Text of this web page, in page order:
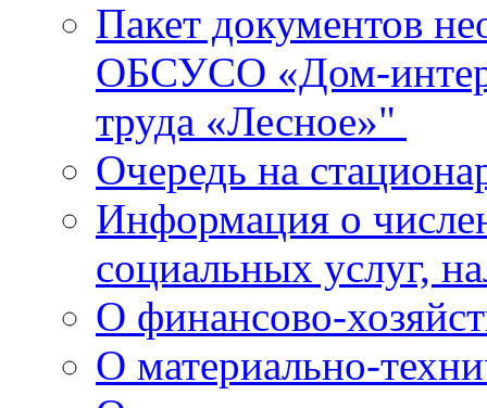
Пакет документов
ОБСУСО «Дом-
труда «Лесное»"
Очередь на
Информация о
социальных услуг,
О финансово-
О материально-